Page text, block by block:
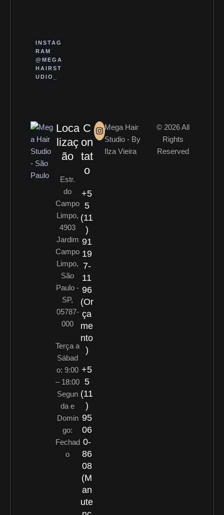
INSTAG
RAM
@MEGA
HAIRST
UDIO_
Loca
lizaç
ão
Estr.
do
Campo
Limpo,
4903
Jardim
Campo
Limpo,
São
Paulo -
SP,
05787-
000
Terça a
Sábad
o: 9:00
– 18:00
Segun
da e
Domin
go:
Fechad
o
C
on
tat
o
+5
5
(11
)
91
19
7-
11
96
(Or
ça
me
nto
)
+5
5
(11
)
95
06
0-
86
08
(M
an
ute
Mega Hair
Studio - By
Ilza Vieira
© 2026 All
Rights
Reserved